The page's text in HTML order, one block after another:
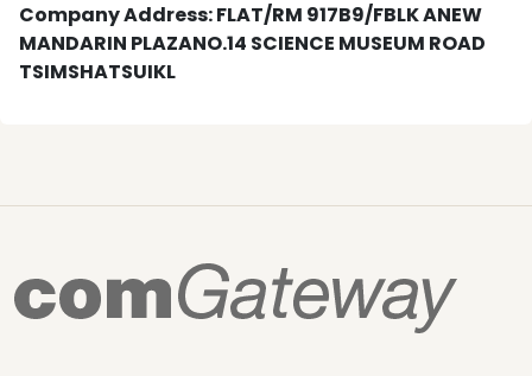
Company Address: FLAT/RM 917B9/FBLK ANEW
MANDARIN PLAZANO.14 SCIENCE MUSEUM ROAD
TSIMSHATSUIKL